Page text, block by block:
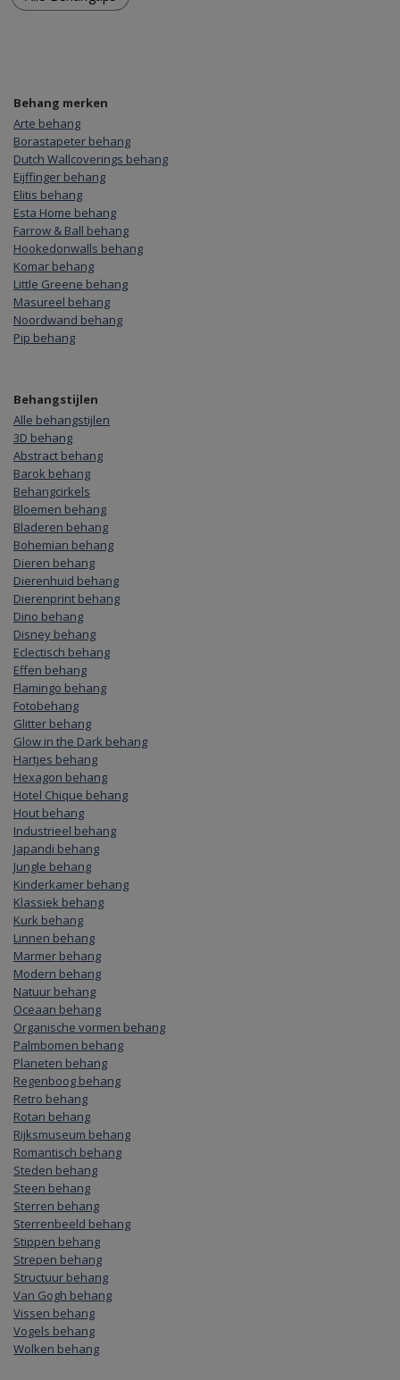
Behang merken
Arte behang
Borastapeter behang
Dutch Wallcoverings behang
Eijffinger behang
Elitis behang
Esta Home behang
Farrow & Ball behang
Hookedonwalls behang
Komar behang
Little Greene behang
Masureel behang
Noordwand behang
Pip behang
Behangstijlen
Alle behangstijlen
3D behang
Abstract behang
Barok behang
Behangcirkels
Bloemen behang
Bladeren behang
Bohemian behang
Dieren behang
Dierenhuid behang
Dierenprint behang
Dino behang
Disney behang
Eclectisch behang
Effen behang
Flamingo behang
Fotobehang
Glitter behang
Glow in the Dark behang
Hartjes behang
Hexagon behang
Hotel Chique behang
Hout behang
Industrieel behang
Japandi behang
Jungle behang
Kinderkamer behang
Klassiek behang
Kurk behang
Linnen behang
Marmer behang
Modern behang
Natuur behang
Oceaan behang
Organische vormen behang
Palmbomen behang
Planeten behang
Regenboog behang
Retro behang
Rotan behang
Rijksmuseum behang
Romantisch behang
Steden behang
Steen behang
Sterren behang
Sterrenbeeld behang
Stippen behang
Strepen behang
Structuur behang
Van Gogh behang
Vissen behang
Vogels behang
Wolken behang